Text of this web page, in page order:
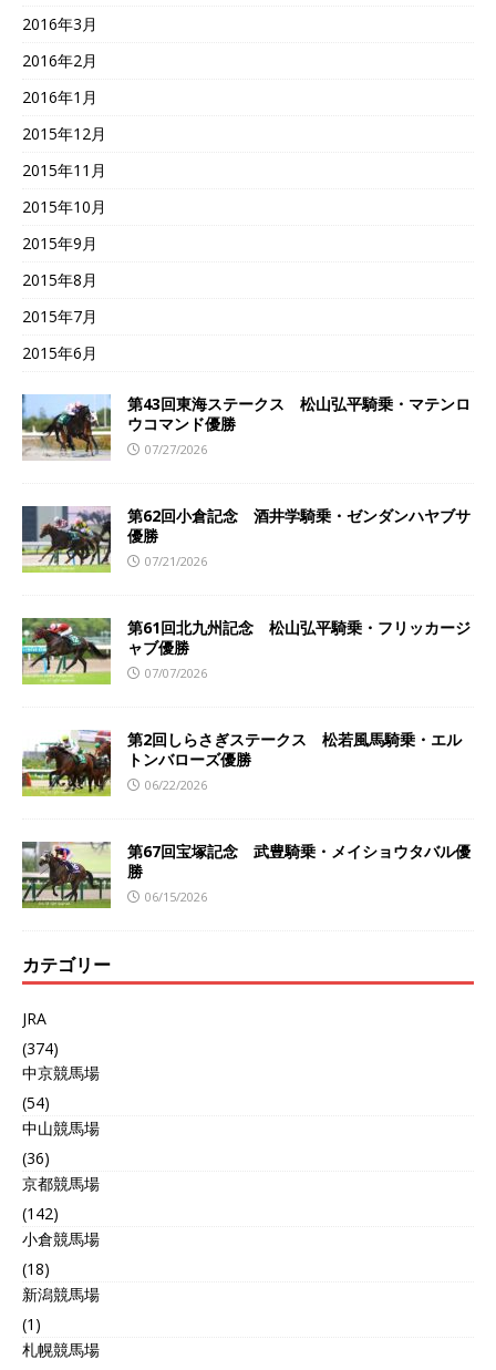
2016年3月
2016年2月
2016年1月
2015年12月
2015年11月
2015年10月
2015年9月
2015年8月
2015年7月
2015年6月
第43回東海ステークス 松山弘平騎乗・マテンロ
ウコマンド優勝
07/27/2026
第62回小倉記念 酒井学騎乗・ゼンダンハヤブサ
優勝
07/21/2026
第61回北九州記念 松山弘平騎乗・フリッカージ
ャブ優勝
07/07/2026
第2回しらさぎステークス 松若風馬騎乗・エル
トンバローズ優勝
06/22/2026
第67回宝塚記念 武豊騎乗・メイショウタバル優
勝
06/15/2026
カテゴリー
JRA
(374)
中京競馬場
(54)
中山競馬場
(36)
京都競馬場
(142)
小倉競馬場
(18)
新潟競馬場
(1)
札幌競馬場